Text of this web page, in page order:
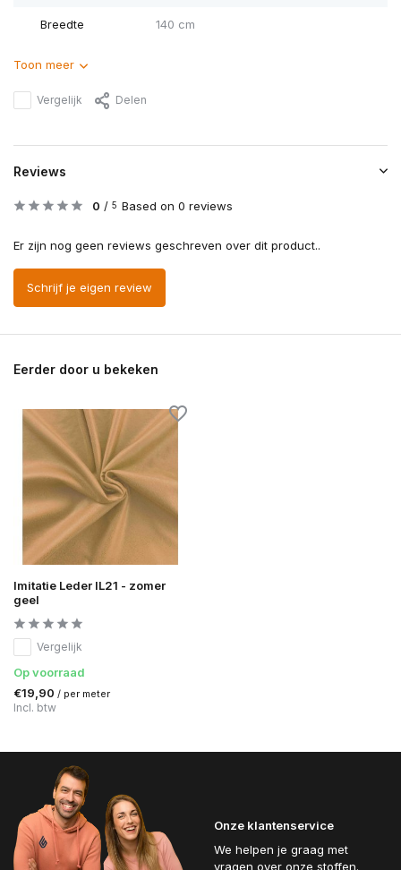
Breedte 140 cm
Toon meer
Vergelijk Delen
Reviews
0 / 5 Based on 0 reviews
Er zijn nog geen reviews geschreven over dit product..
Schrijf je eigen review
Eerder door u bekeken
Imitatie Leder IL21 - zomer
geel
Vergelijk
Op voorraad
€19,90 / per meter
Incl. btw
Onze klantenservice
We helpen je graag met
vragen over onze stoffen.